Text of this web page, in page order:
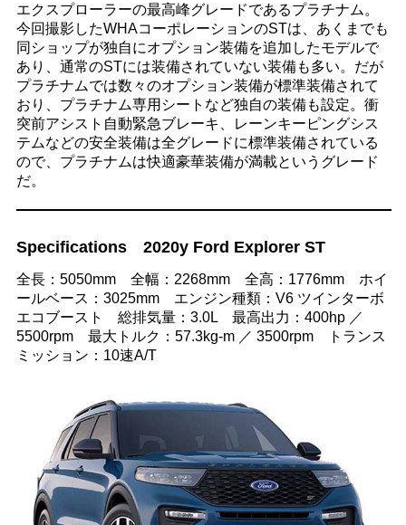
エクスプローラーの最高峰グレードであるプラチナム。
今回撮影したWHAコーポレーションのSTは、あくまでも
同ショップが独自にオプション装備を追加したモデルで
あり、通常のSTには装備されていない装備も多い。だが
プラチナムでは数々のオプション装備が標準装備されて
おり、プラチナム専用シートなど独自の装備も設定。衝
突前アシスト自動緊急ブレーキ、レーンキーピングシス
テムなどの安全装備は全グレードに標準装備されている
ので、プラチナムは快適豪華装備が満載というグレード
だ。
Specifications 2020y Ford Explorer ST
全長：5050mm 全幅：2268mm 全高：1776mm ホイ
ールベース：3025mm エンジン種類：V6 ツインターボ
エコブースト 総排気量：3.0L 最高出力：400hp ／
5500rpm 最大トルク：57.3kg-m ／ 3500rpm トランス
ミッション：10速A/T